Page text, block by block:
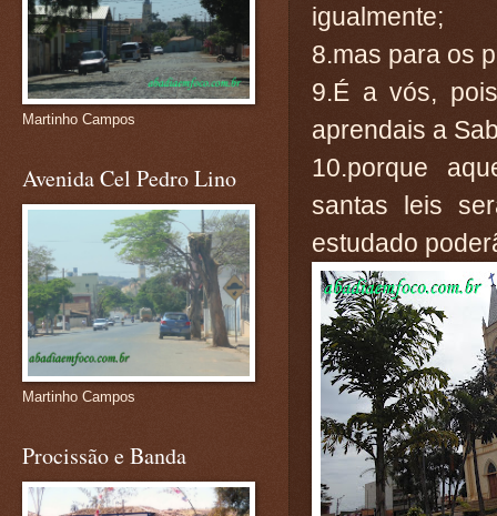
igualmente;
8.mas para os
9.É a vós,
aprendais a
10.porque
santas leis
estudado
Martinho Campos
Avenida Cel Pedro Lino
Martinho Campos
Procissão e Banda